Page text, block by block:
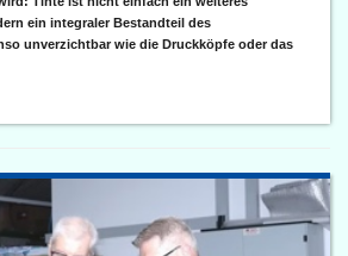
ein integraler Bestandteil des
unverzichtbar wie die Druckköpfe oder das